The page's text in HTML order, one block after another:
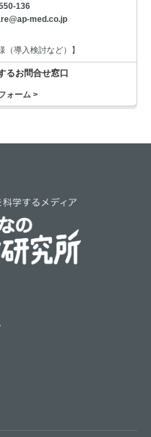
136
med.co.jp
導入検討など）】
るお問合せ窓口
ォーム >